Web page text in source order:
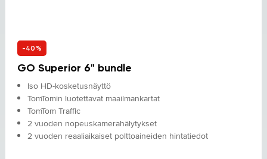
-40%
GO Superior 6" bundle
Iso HD-kosketusnäyttö
TomTomin luotettavat maailmankartat
TomTom Traffic
2 vuoden nopeuskamerahälytykset
2 vuoden reaaliaikaiset polttoaineiden hintatiedot